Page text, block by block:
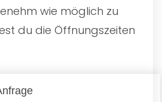
wie möglich zu
du die Öffnungszeiten